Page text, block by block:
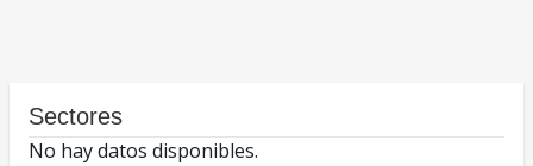
Sectores
No hay datos disponibles.